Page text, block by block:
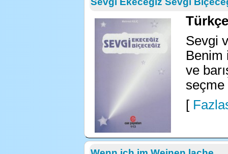
Sevgi
Benim
ve
seçme
[